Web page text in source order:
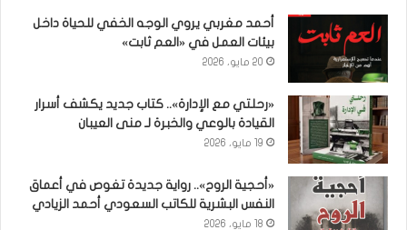
أحمد مغربي يروي الوجه الخفي للحياة داخل
بيئات العمل في «العم ثابت»
20 مايو، 2026
«رحلتي مع الإدارة».. كتاب جديد يكشف أسرار
القيادة بالوعي والخبرة لـ منى العيبان
19 مايو، 2026
«أحجية الروح».. رواية جديدة تغوص في أعماق
النفس البشرية للكاتب السعودي أحمد الزيادي
18 مايو، 2026